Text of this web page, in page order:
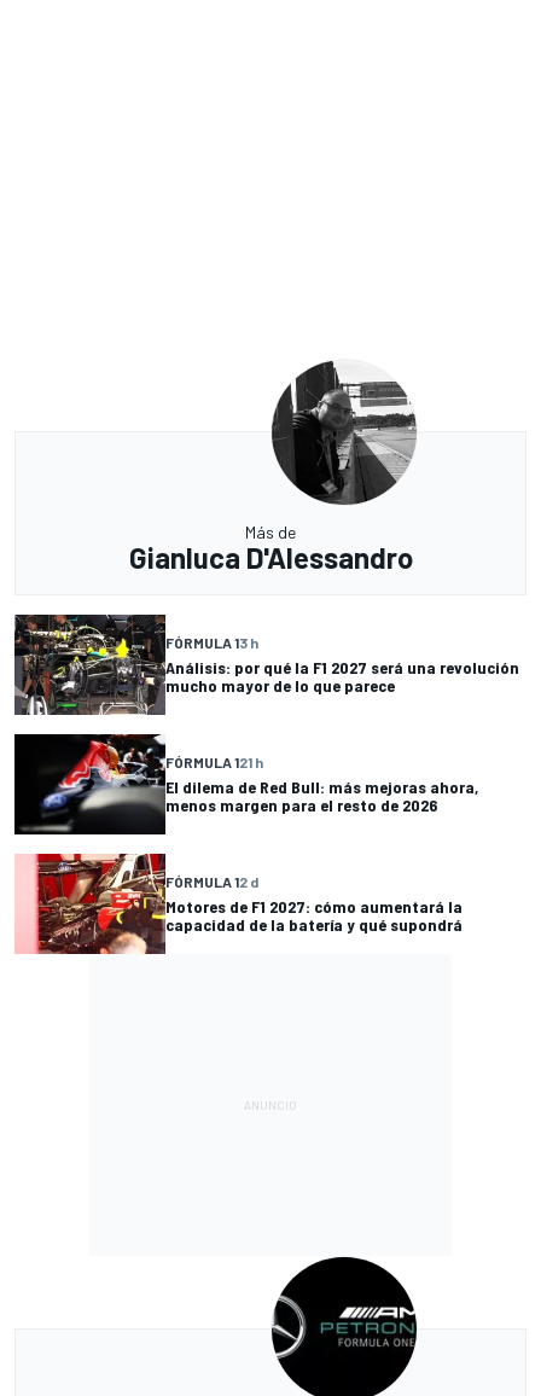
Más de
Gianluca D'Alessandro
FÓRMULA 13 h
Análisis: por qué la F1 2027 será una revolución
mucho mayor de lo que parece
FÓRMULA 121 h
El dilema de Red Bull: más mejoras ahora,
menos margen para el resto de 2026
FÓRMULA 12 d
Motores de F1 2027: cómo aumentará la
capacidad de la batería y qué supondrá